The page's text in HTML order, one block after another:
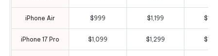
iPhone Air $999 $1,199
iPhone 17 Pro $1,099 $1,299